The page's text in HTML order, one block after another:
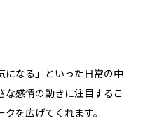
になる」といった日常の中
な感情の動きに注目するこ
を広げてくれます。